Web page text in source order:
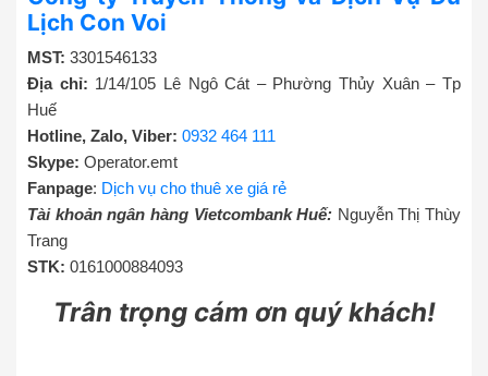
Lịch Con Voi
MST: 3301546133
Địa chỉ: 1/14/105 Lê Ngô Cát – Phường Thủy Xuân – Tp
Huế
Hotline, Zalo, Viber: 0932 464 111
Skype: Operator.emt
Fanpage: Dịch vụ cho thuê xe giá rẻ
Tài khoản ngân hàng Vietcombank Huế: Nguyễn Thị Thùy
Trang
STK: 0161000884093
Trân trọng cám ơn quý khách!